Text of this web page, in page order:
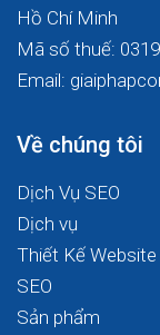
Hồ Chí Minh
Mã số thuế:
Email:
Về chúng tôi
Dịch Vụ SEO
Dịch vụ
Thiết Kế Website
SEO
Sản phẩm